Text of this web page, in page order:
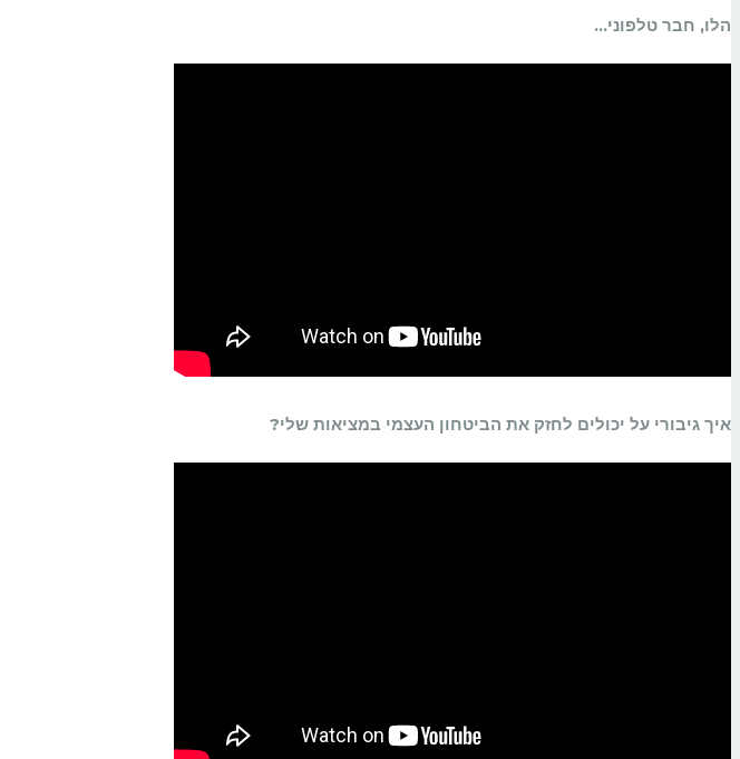
הלו, חבר טלפוני...
איך גיבורי על יכולים לחזק את הביטחון העצמי במציאות שלי?